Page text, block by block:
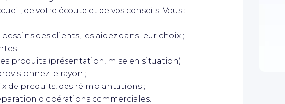
de votre écoute et de vos conseils. Vous :
des clients, les aidez dans leur choix ;
;
produits (présentation, mise en situation) ;
le rayon ;
de produits, des réimplantations ;
d'opérations commerciales.